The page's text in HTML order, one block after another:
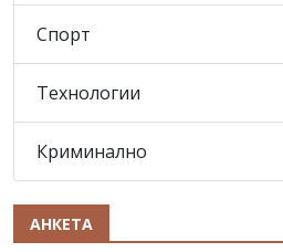
Спорт
Технологии
Криминално
АНКЕТА